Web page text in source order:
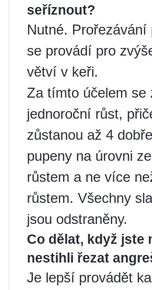
seříznout?
Nutné. Prořezávání
se provádí pro
větví v keři.
Za tímto účelem se
jednoroční růst,
zůstanou až 4
pupeny na úrovni
růstem a ne více
růstem. Všechny
jsou odstraněny.
Co dělat, když jste
nestihli řezat
Je lepší provádět